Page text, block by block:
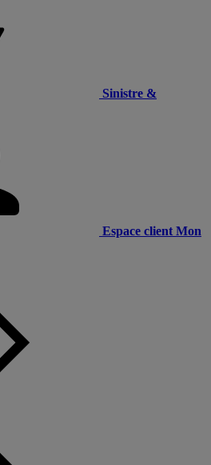
Sinistre &
Espace client Mon